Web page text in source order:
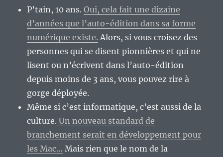
P’tain, 10 ans.Oui, cela fait une dizaine
d’années que l’auto-édition dans sa forme
numérique existe. Alors, si vous croisez des
personnes qui se disent pionnières et qui ne
lisent ou n’écrivent dans l’auto-édition
depuis moins de 3 ans, vous pouvez rire à
gorge déployée.
Même si c’est informatique, c’est aussi de la
culture. Un nouveau standard de
branchement serait en développement pour
les Mac… Mais rien que le nom de la